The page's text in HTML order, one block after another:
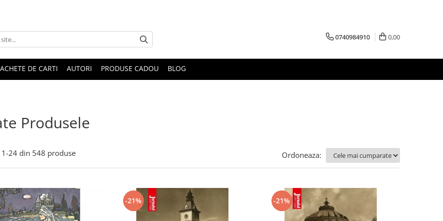
0740984910 0,00
DE CARTI AUTORI PRODUSE CADOU BLOG
Produsele
1-24 din 548 produse Ordoneaza:
-21% -21%